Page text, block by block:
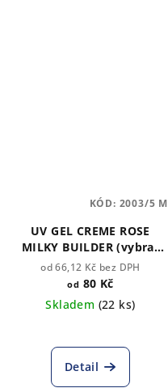
UV GEL CREME ROSE
MILKY BUILDER (vybrat
množství)(TPO free)
od 66,12 Kč bez DPH
od 80 Kč
Skladem (22 ks)
Detail
KÓD: 2003/5 M